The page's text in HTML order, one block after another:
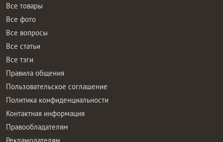
Все товары
Все фото
Все вопросы
Все статьи
Все тэги
Правила общения
Пользовательское соглашение
Политика конфиденциальности
Контактная информация
Правообладателям
Рекламодателям